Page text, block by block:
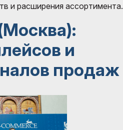
и расширения ассортимента.
и
продаж